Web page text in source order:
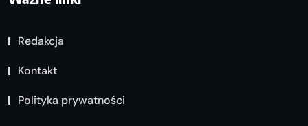
Redakcja
Kontakt
Polityka prywatności